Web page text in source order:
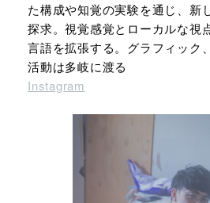
た構成や知覚の実験を通じ、新
探求。視覚感覚とローカルな視
言語を拡張する。グラフィック
活動は多岐に渡る
Instagram